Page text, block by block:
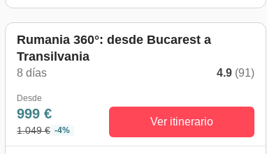
Rumania 360°: desde Bucarest a
Transilvania
8 días 4.9 (91)
Desde
999 €
1.049 € -4%
Ver itinerario